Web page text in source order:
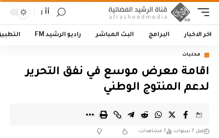
أأ
اخر الاخبار البرامج البث المباشر راديو الرشيد FM
محليات
اقامة معرض موسع في نفق التحرير
لدعم المنتوج الوطني
قبل 7 سنوات 7 مشاهدات